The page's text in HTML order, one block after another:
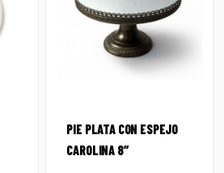
PIE PLATA CON ESPEJO
CAROLINA 8″